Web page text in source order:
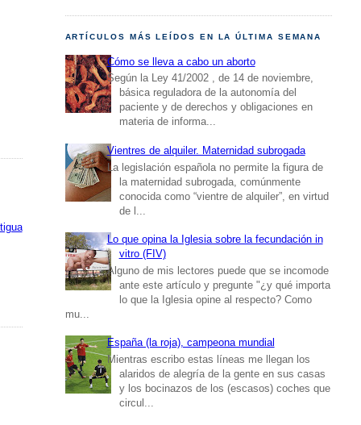
ARTÍCULOS MÁS LEÍDOS EN LA ÚLTIMA SEMANA
Cómo se lleva a cabo un aborto
Según la Ley 41/2002 , de 14 de noviembre,
básica reguladora de la autonomía del
paciente y de derechos y obligaciones en
materia de informa...
Vientres de alquiler. Maternidad subrogada
La legislación española no permite la figura de
la maternidad subrogada, comúnmente
conocida como “vientre de alquiler”, en virtud
de l...
Lo que opina la Iglesia sobre la fecundación in
vitro (FIV)
Alguno de mis lectores puede que se incomode
ante este artículo y pregunte "¿y qué importa
lo que la Iglesia opine al respecto? Como
mu...
España (la roja), campeona mundial
Mientras escribo estas líneas me llegan los
alaridos de alegría de la gente en sus casas
y los bocinazos de los (escasos) coches que
circul...